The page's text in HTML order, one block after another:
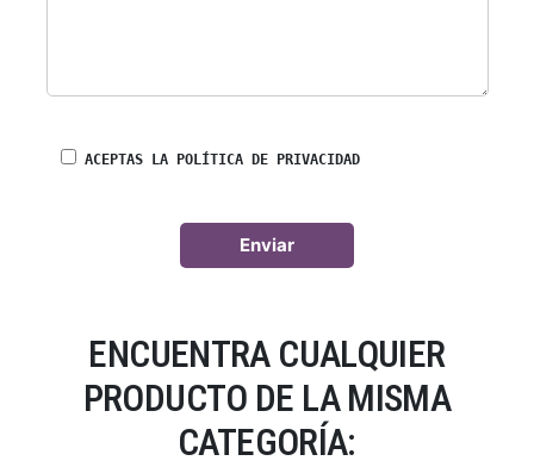
ACEPTAS LA POLÍTICA DE PRIVACIDAD
ENCUENTRA CUALQUIER
PRODUCTO DE LA MISMA
CATEGORÍA: